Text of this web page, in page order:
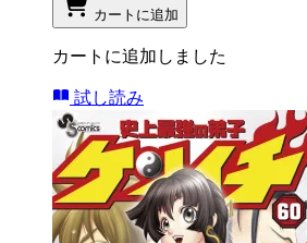
カートに追加
カートに追加しました
試し読み